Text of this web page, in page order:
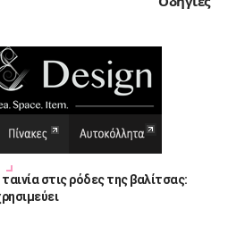
στις ρόδες της βαλίτσας: